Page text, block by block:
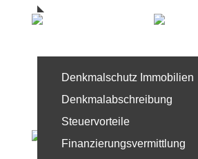
Service
Denkmalschutz Immobilien
Denkmalabschreibung
Steuervorteile
Finanzierungsvermittlung